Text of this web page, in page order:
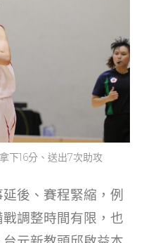
下16分、送出7次助攻
後、賽程緊縮，例
調整時間有限，也